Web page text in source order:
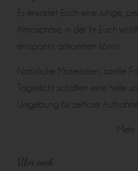
Es erwartet Euch eine ruhige,
Atmosphäre, in der Ihr Euch
entspannt ankommen könnt.
Natürliche Materialien, sanfte
Tageslicht schaffen eine helle
Umgebung für zeitlose
Mehr
Über mich